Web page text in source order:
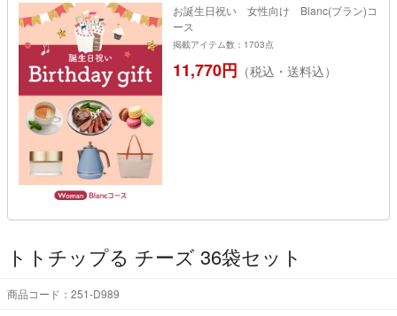
お誕生日祝い 女性向け Blanc(ブラン)コ
ース
掲載アイテム数：1703点
11,770円 （税込・送料込）
トトチップる チーズ 36袋セット
商品コード：251-D989